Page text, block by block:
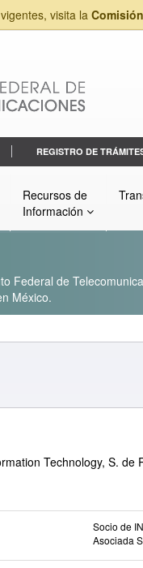
visita la
REGISTRO DE
Recursos de
Información
Federal de
México.
Technology, S. de
Socio de
Asociada